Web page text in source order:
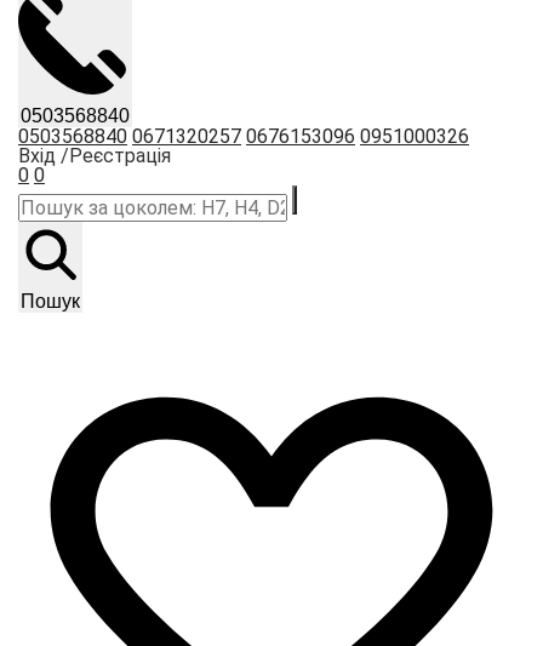
0503568840
0503568840 0671320257 0676153096 0951000326
Вхід /Реєстрація
0 0
Пошук